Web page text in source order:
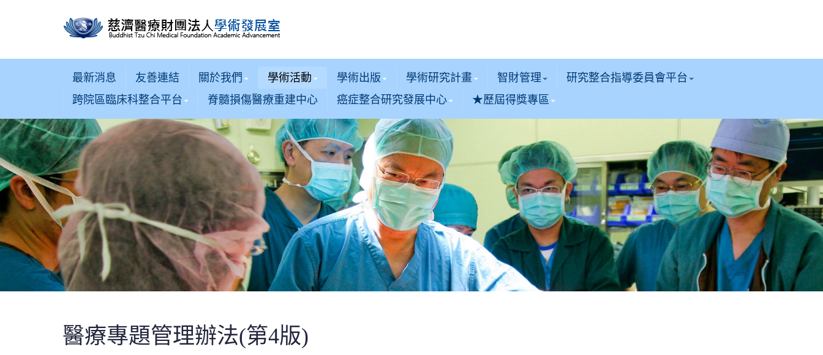
最新消息 友善連結 關於我們 學術活動 學術出版 學術研究計畫 智財管理
研究整合指導委員會平台
跨院區臨床科整合平台
脊髓損傷醫療重建中心 癌症整合研究發展中心 ★歷屆得獎專區
醫療專題管理辦法(第4版)